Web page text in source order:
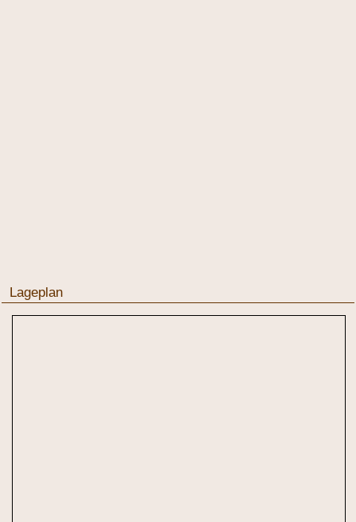
Lageplan